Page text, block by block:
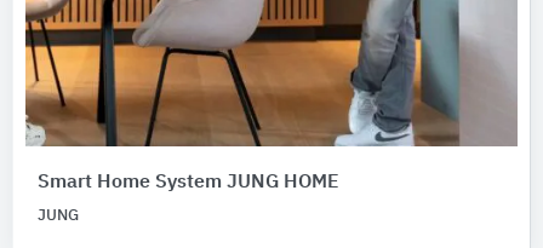
Smart Home System JUNG HOME
JUNG